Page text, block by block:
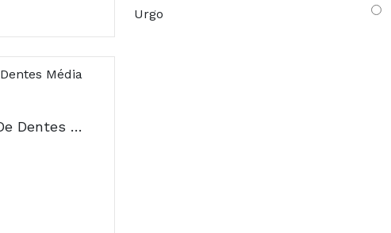
Balene Escova De Dentes Média Azul
Urgo